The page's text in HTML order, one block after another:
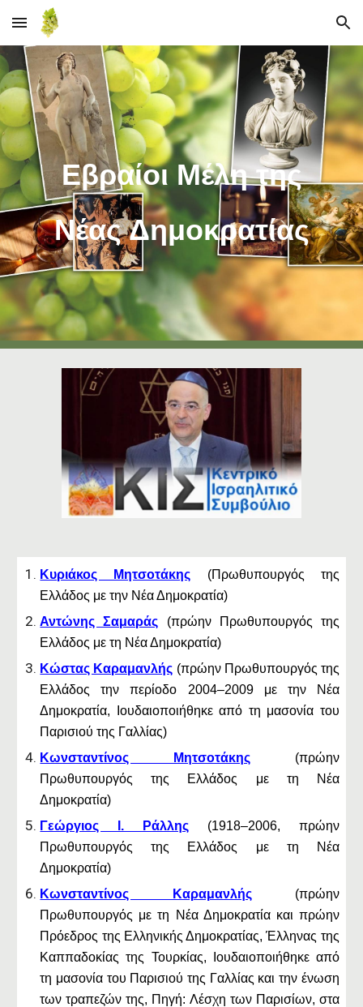
Skip to main content Skip to navigation
Εβραίοι Μέλη της
Νέας Δημοκρατίας
Κυριάκος Μητσοτάκης (Πρωθυπουργός της
Ελλάδος με την Νέα Δημοκρατία)
Αντώνης Σαμαράς (πρώην Πρωθυπουργός της
Ελλάδος με τη Νέα Δημοκρατία)
Κώστας Καραμανλής (πρώην Πρωθυπουργός της
Ελλάδος την περίοδο 2004–2009 με την Νέα
Δημοκρατία, Ιουδαιοποιήθηκε από τη μασονία του
Παρισιού της Γαλλίας)
Κωνσταντίνος Μητσοτάκης (πρώην
Πρωθυπουργός της Ελλάδος με τη Νέα
Δημοκρατία)
Γεώργιος Ι. Ράλλης (1918–2006, πρώην
Πρωθυπουργός της Ελλάδος με τη Νέα
Δημοκρατία)
Κωνσταντίνος Καραμανλής(πρώην
Πρωθυπουργός με τη Νέα Δημοκρατία και πρώην
Πρόεδρος της Ελληνικής Δημοκρατίας, Έλληνας της
Καππαδοκίας της Τουρκίας, Ιουδαιοποιήθηκε από
τη μασονία του Παρισιού της Γαλλίας και την ένωση
των τραπεζών της, Πηγή: Λέσχη των Παρισίων, στα